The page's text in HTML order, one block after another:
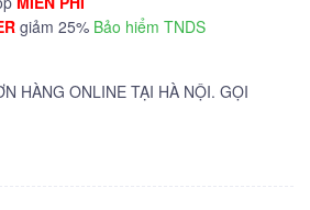
giảm 25% Bảo hiểm TNDS
HÀNG ONLINE TẠI HÀ NỘI. GỌI